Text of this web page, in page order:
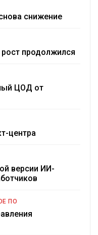
снижение
продолжился
ЦОД от
центра
версии ИИ-
ПО